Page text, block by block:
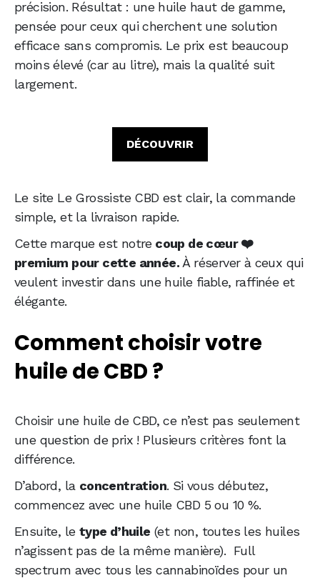
précision. Résultat : une huile haut de gamme,
pensée pour ceux qui cherchent une solution
efficace sans compromis. Le prix est beaucoup
moins élevé (car au litre), mais la qualité suit
largement.
DÉCOUVRIR
Le site Le Grossiste CBD est clair, la commande
simple, et la livraison rapide.
Cette marque est notre coup de cœur ❤️
premium pour cette année. À réserver à ceux qui
veulent investir dans une huile fiable, raffinée et
élégante.
Comment choisir votre
huile de CBD ?
Choisir une huile de CBD, ce n’est pas seulement
une question de prix ! Plusieurs critères font la
différence.
D’abord, la concentration. Si vous débutez,
commencez avec une huile CBD 5 ou 10 %.
Ensuite, le type d’huile (et non, toutes les huiles
n’agissent pas de la même manière). Full
spectrum avec tous les cannabinoïdes pour un